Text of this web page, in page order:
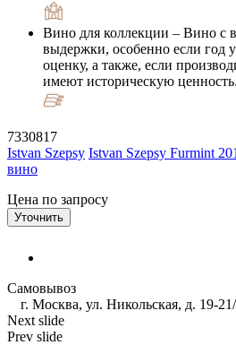
Вино для коллекции – Вино с
выдержки, особенно если год
оценку, а также, если
имеют историческую ценность.
7330817
Istvan Szepsy Istvan Szepsy Furmint
вино
Цена по запросу
Уточнить
Самовывоз
г. Москва, ул. Никольская, д. 19-21/
Next slide
Prev slide